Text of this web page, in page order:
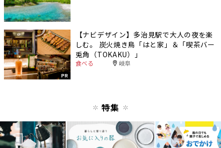
PR
【ナビデザイン】多治見駅で大人の夜を楽
しむ。 炭火焼き鳥「はと家」＆「喫茶バー
兎角（TOKAKU）」
食べる 岐阜
特集